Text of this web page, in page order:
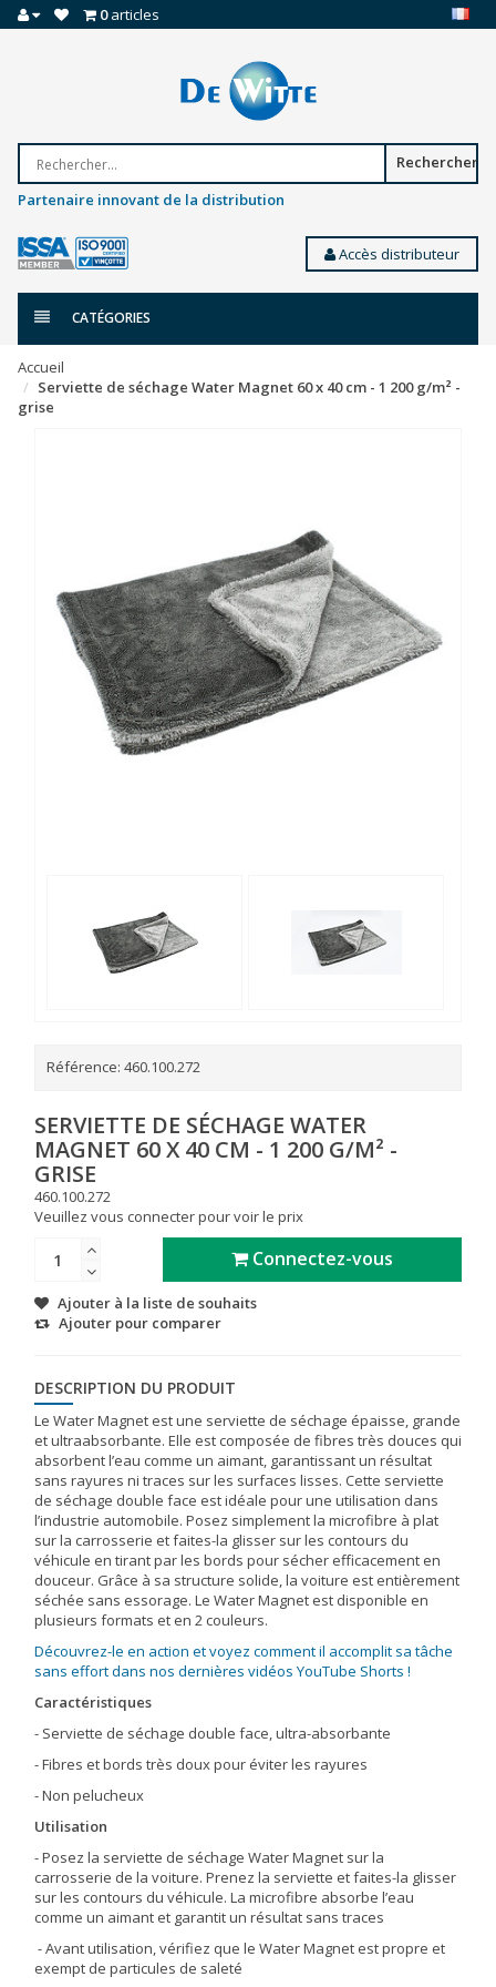
0articles
Rechercher
Partenaire innovant de la distribution
Accès distributeur
CATÉGORIES
Accueil
Serviette de séchage Water Magnet 60 x 40 cm - 1 200 g/m² -
grise
Référence: 460.100.272
SERVIETTE DE SÉCHAGE WATER
MAGNET 60 X 40 CM - 1 200 G/M² -
GRISE
460.100.272
Veuillez vous connecter pour voir le prix
Connectez-vous
Ajouter à la liste de souhaits
Ajouter pour comparer
DESCRIPTION DU PRODUIT
Le Water Magnet est une serviette de séchage épaisse, grande
et ultraabsorbante. Elle est composée de fibres très douces qui
absorbent l’eau comme un aimant, garantissant un résultat
sans rayures ni traces sur les surfaces lisses. Cette serviette
de séchage double face est idéale pour une utilisation dans
l’industrie automobile. Posez simplement la microfibre à plat
sur la carrosserie et faites-la glisser sur les contours du
véhicule en tirant par les bords pour sécher efficacement en
douceur. Grâce à sa structure solide, la voiture est entièrement
séchée sans essorage. Le Water Magnet est disponible en
plusieurs formats et en 2 couleurs.
Découvrez-le en action et voyez comment il accomplit sa tâche
sans effort dans nos dernières vidéos YouTube Shorts !
Caractéristiques
- Serviette de séchage double face, ultra-absorbante
- Fibres et bords très doux pour éviter les rayures
- Non pelucheux
Utilisation
- Posez la serviette de séchage Water Magnet sur la
carrosserie de la voiture. Prenez la serviette et faites-la glisser
sur les contours du véhicule. La microfibre absorbe l’eau
comme un aimant et garantit un résultat sans traces
- Avant utilisation, vérifiez que le Water Magnet est propre et
exempt de particules de saleté